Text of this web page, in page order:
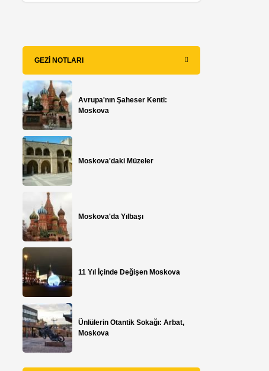
GEZI NOTLARI
Avrupa'nın Şaheser Kenti:
Moskova
Moskova'daki Müzeler
Moskova'da Yılbaşı
11 Yıl İçinde Değişen Moskova
Ünlülerin Otantik Sokağı: Arbat,
Moskova